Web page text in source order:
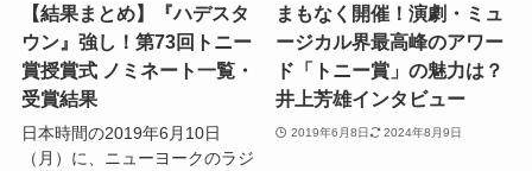
【結果まとめ】『ハデスタ
ウン』強し！第73回トニー
賞授賞式 ノミネート一覧・
受賞結果
日本時間の2019年6月10日
（月）に、ニューヨークのラジ
まもなく開催！演劇・ミュ
ージカル界最高峰のアワー
ド「トニー賞」の魅力は？
井上芳雄インタビュー
2019年6月8日 2024年8月9日